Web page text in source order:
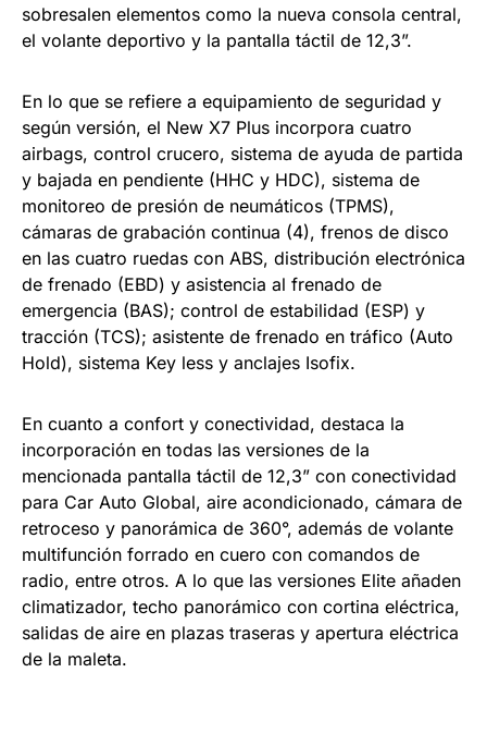
sobresalen elementos como la nueva consola central,
el volante deportivo y la pantalla táctil de 12,3”.
En lo que se refiere a equipamiento de seguridad y
según versión, el New X7 Plus incorpora cuatro
airbags, control crucero, sistema de ayuda de partida
y bajada en pendiente (HHC y HDC), sistema de
monitoreo de presión de neumáticos (TPMS),
cámaras de grabación continua (4), frenos de disco
en las cuatro ruedas con ABS, distribución electrónica
de frenado (EBD) y asistencia al frenado de
emergencia (BAS); control de estabilidad (ESP) y
tracción (TCS); asistente de frenado en tráfico (Auto
Hold), sistema Key less y anclajes Isofix.
En cuanto a confort y conectividad, destaca la
incorporación en todas las versiones de la
mencionada pantalla táctil de 12,3” con conectividad
para Car Auto Global, aire acondicionado, cámara de
retroceso y panorámica de 360°, además de volante
multifunción forrado en cuero con comandos de
radio, entre otros. A lo que las versiones Elite añaden
climatizador, techo panorámico con cortina eléctrica,
salidas de aire en plazas traseras y apertura eléctrica
de la maleta.